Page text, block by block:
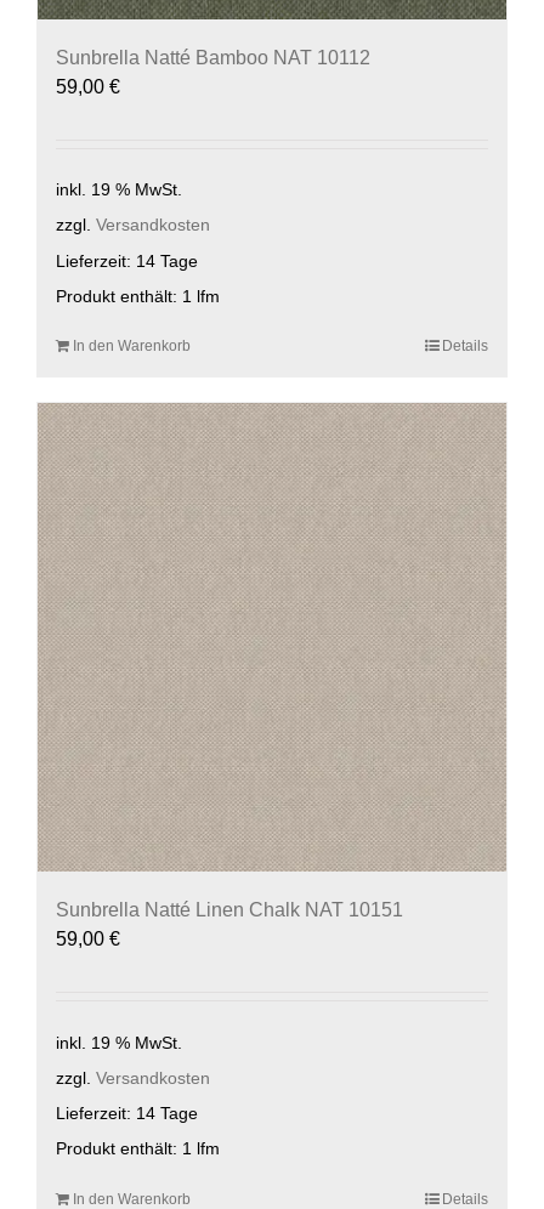
Sunbrella Natté Bamboo NAT 10112
59,00 €
inkl. 19 % MwSt.
zzgl. Versandkosten
Lieferzeit: 14 Tage
Produkt enthält: 1 lfm
In den Warenkorb Details
Sunbrella Natté Linen Chalk NAT 10151
59,00 €
inkl. 19 % MwSt.
zzgl. Versandkosten
Lieferzeit: 14 Tage
Produkt enthält: 1 lfm
In den Warenkorb Details